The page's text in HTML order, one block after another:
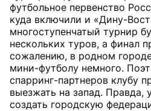
футбольное первенство
куда включили и «Дину-
многоступенчатый турнир
нескольких туров, а финал
сожалению, в родном
мини-футболу немного.
спарринг-партнеров клубу
выезжать на запад. Правда,
создать городскую